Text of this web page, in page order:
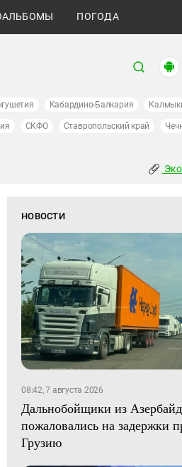
ПОГОДА
Кабардино-Балкария
СКФО Ставропольский край
НОВОСТИ
08:42, 7 августа 2026
Дальнобойщики из
пожаловались на задержки
Грузию